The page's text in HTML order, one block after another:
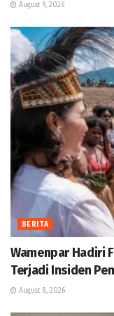
August 9, 2026
BERITA
Wamenpar Hadiri
Terjadi Insiden
August 8, 2026